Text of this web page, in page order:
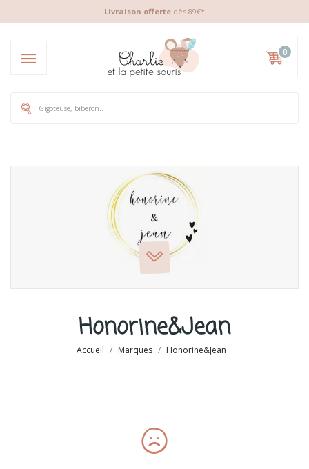
Livraison offerte dès 89€*
0
Honorine&Jean
Accueil Marques Honorine&Jean